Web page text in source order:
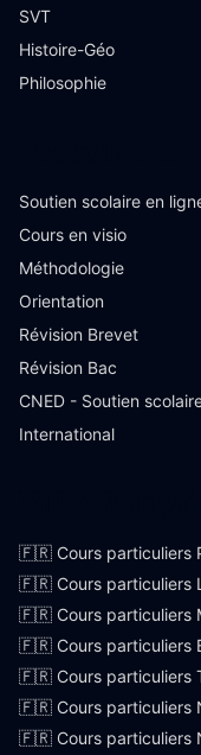
SVT
Histoire-Géo
Philosophie
Soutien scolaire en
Cours en visio
Méthodologie
Orientation
Révision Brevet
Révision Bac
CNED - Soutien
International
🇫🇷 Cours particuliers
🇫🇷 Cours particuliers
🇫🇷 Cours particuliers
🇫🇷 Cours particuliers
🇫🇷 Cours particuliers
🇫🇷 Cours particuliers
🇫🇷 Cours particuliers